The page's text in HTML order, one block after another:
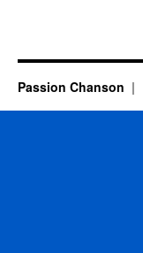
Passion Chanson